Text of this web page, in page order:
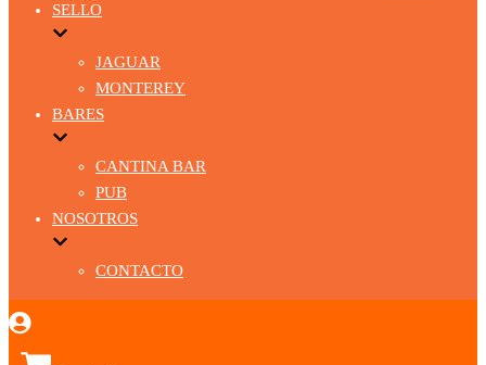
SELLO
JAGUAR
MONTEREY
BARES
CANTINA BAR
PUB
NOSOTROS
CONTACTO